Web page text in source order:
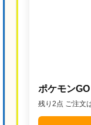
ポケモン
残り2点 ご注文